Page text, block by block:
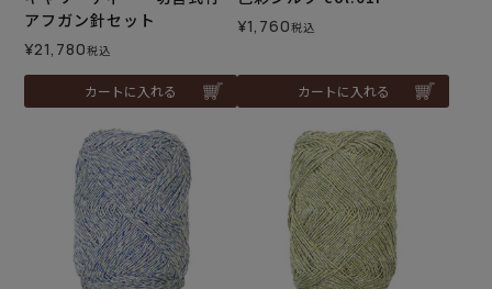
アフガン針セット
¥21,780税込
カートに入れる
¥1,760税込
カートに入れる